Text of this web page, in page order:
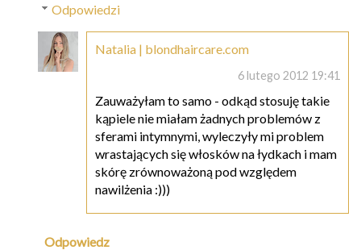
Odpowiedzi
Natalia | blondhaircare.com
6 lutego 2012 19:41
Zauważyłam to samo - odkąd stosuję takie
kąpiele nie miałam żadnych problemów z
sferami intymnymi, wyleczyły mi problem
wrastających się włosków na łydkach i mam
skórę zrównoważoną pod względem
nawilżenia :)))
Odpowiedz